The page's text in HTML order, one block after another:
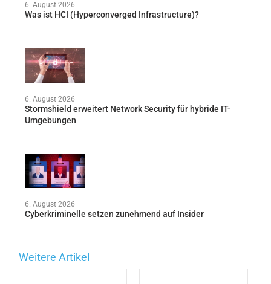
6. August 2026
Was ist HCI (Hyperconverged Infrastructure)?
6. August 2026
Stormshield erweitert Network Security für hybride IT-
Umgebungen
6. August 2026
Cyberkriminelle setzen zunehmend auf Insider
Weitere Artikel